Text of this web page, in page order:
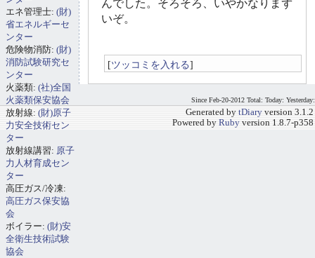
んでした。そろそろ、いやかなりまず
いぞ。
[ツッコミを入れる]
エネ管理士: (財)
省エネルギーセ
ンター
危険物消防: (財)
消防試験研究セ
ンター
火薬類: (社)全国
火薬類保安協会
放射線: (財)原子
力安全技術セン
ター
放射線講習: 原子
力人材育成セン
ター
高圧ガス/冷凍:
高圧ガス保安協
会
ボイラー: (財)安
全衛生技術試験
協会
Since Feb-20-2012 Total: Today: Yesterday:
Generated by tDiary version 3.1.2
Powered by Ruby version 1.8.7-p358